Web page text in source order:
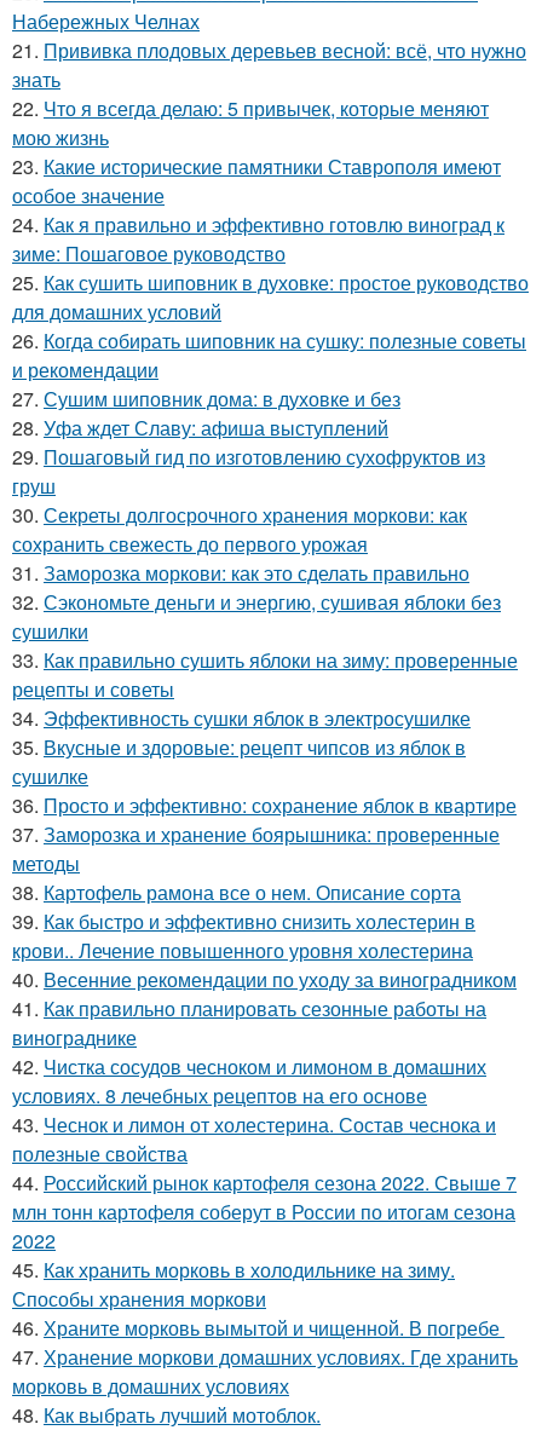
Набережных Челнах
21. Прививка плодовых деревьев весной: всё, что нужно
знать
22. Что я всегда делаю: 5 привычек, которые меняют
мою жизнь
23. Какие исторические памятники Ставрополя имеют
особое значение
24. Как я правильно и эффективно готовлю виноград к
зиме: Пошаговое руководство
25. Как сушить шиповник в духовке: простое руководство
для домашних условий
26. Когда собирать шиповник на сушку: полезные советы
и рекомендации
27. Сушим шиповник дома: в духовке и без
28. Уфа ждет Славу: афиша выступлений
29. Пошаговый гид по изготовлению сухофруктов из
груш
30. Секреты долгосрочного хранения моркови: как
сохранить свежесть до первого урожая
31. Заморозка моркови: как это сделать правильно
32. Сэкономьте деньги и энергию, сушивая яблоки без
сушилки
33. Как правильно сушить яблоки на зиму: проверенные
рецепты и советы
34. Эффективность сушки яблок в электросушилке
35. Вкусные и здоровые: рецепт чипсов из яблок в
сушилке
36. Просто и эффективно: сохранение яблок в квартире
37. Заморозка и хранение боярышника: проверенные
методы
38. Картофель рамона все о нем. Описание сорта
39. Как быстро и эффективно снизить холестерин в
крови.. Лечение повышенного уровня холестерина
40. Весенние рекомендации по уходу за виноградником
41. Как правильно планировать сезонные работы на
винограднике
42. Чистка сосудов чесноком и лимоном в домашних
условиях. 8 лечебных рецептов на его основе
43. Чеснок и лимон от холестерина. Состав чеснока и
полезные свойства
44. Российский рынок картофеля сезона 2022. Свыше 7
млн тонн картофеля соберут в России по итогам сезона
2022
45. Как хранить морковь в холодильнике на зиму.
Способы хранения моркови
46. Храните морковь вымытой и чищенной. В погребе
47. Хранение моркови домашних условиях. Где хранить
морковь в домашних условиях
48. Как выбрать лучший мотоблок.